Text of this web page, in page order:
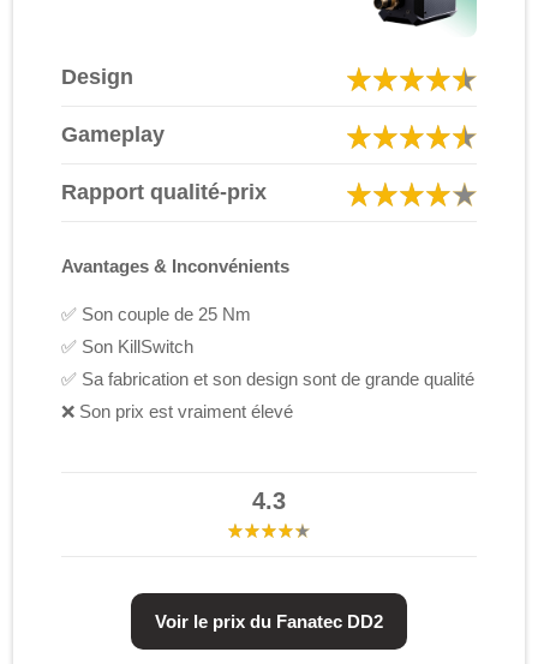
Design
Gameplay
Rapport qualité-prix
Avantages & Inconvénients
✅ Son couple de 25 Nm
✅ Son KillSwitch
✅ Sa fabrication et son design sont de grande qualité
❌ Son prix est vraiment élevé
4.3
Voir le prix du Fanatec DD2